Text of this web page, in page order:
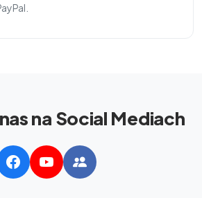
na Social Mediach